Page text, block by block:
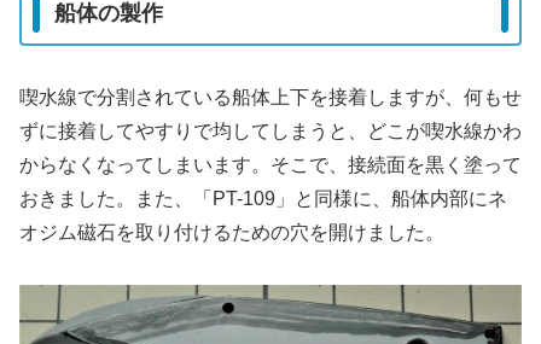
船体の製作
喫水線で分割されている船体上下を接着しますが、何もせ
ずに接着してやすりで均してしまうと、どこが喫水線かわ
からなくなってしまいます。そこで、接続面を黒く塗って
おきました。また、「PT-109」と同様に、船体内部にネ
オジム磁石を取り付けるための穴を開けました。